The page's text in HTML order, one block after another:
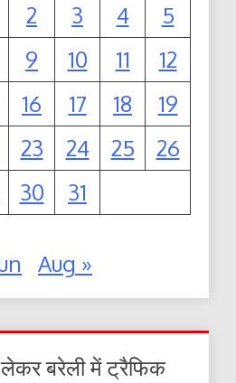
2 3 4
5
9 10 11
12
16 17 18
19
23 24 25
26
30 31
Aug »
लेकर बरेली में ट्रैफिक